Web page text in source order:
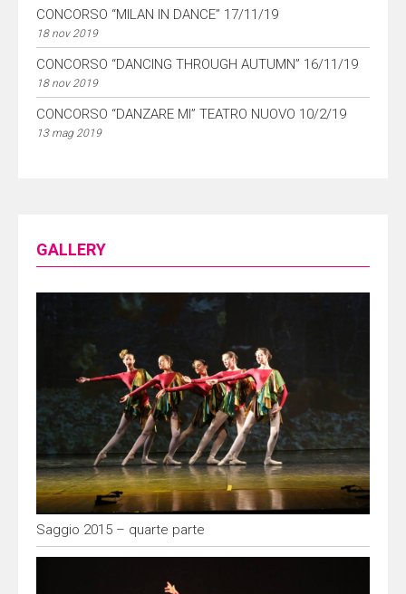
CONCORSO “MILAN IN DANCE” 17/11/19
18 nov 2019
CONCORSO “DANCING THROUGH AUTUMN” 16/11/19
18 nov 2019
CONCORSO “DANZARE MI” TEATRO NUOVO 10/2/19
13 mag 2019
GALLERY
Saggio 2015 – quarte parte